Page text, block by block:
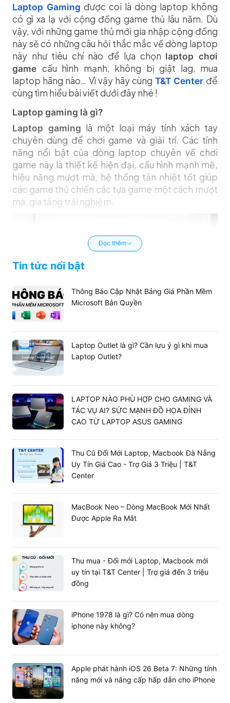
Laptop Gaming được coi là dòng laptop không
có gì xa lạ với cộng đồng game thủ lâu năm. Dù
vậy, với những game thủ mới gia nhập cộng đồng
này sẽ có những câu hỏi thắc mắc về dòng laptop
này như tiêu chí nào để lựa chọn laptop chơi
game cấu hình mạnh, không bị giật lag, mua
laptop hãng nào… Vì vậy hãy cùng T&T Center để
cùng tìm hiểu bài viết dưới đây nhé !
Laptop gaming là gì?
Laptop gaming là một loại máy tính xách tay
chuyên dùng để chơi game và giải trí. Các tính
năng nổi bật của dòng laptop chuyên về chơi
game này là thiết kế hiện đại, cấu hình mạnh mẽ,
hiệu năng mượt mà, hệ thống tản nhiệt tốt giúp
các game thủ chiến các tựa game một cách mượt
mà, gia tăng trải nghiệm.
Tại sao nên mua laptop gaming ?
Tùy vàonhu cầu
Laptop
Đối với các game thủ, để phục vụ cho đam mê và
nhu cầu sử dụng với cường độ cao thì họ đòi hỏi
các dònglaptop gaming cần có cấu hình mạnh
mẽ hơn, điều đặc biệt quan trọng cần phải có đó
làCPU, card đồ họa, dung lượng cao và đầy đủ
hiện đại.
Những đặc điểm đậm chất gaming này thì thường
sẽ không có đối với các dòng sản phẩm laptop
thông thường. Vì vậy,
chọn đúng đắn cho các game thủ muốn thỏa sức
chơi game và giải trí.
Các tiêu chí để lựa chọn laptop gaming tốt
Đọc thêm
Tin tức nổi bật
Thông Báo Cập Nhật Bảng Giá Phần Mềm
Microsoft Bản Quyền
Laptop Outlet là gì? Cần lưu ý gì khi mua
Laptop Outlet?
LAPTOP NÀO PHÙ HỢP CHO GAMING VÀ
TÁC VỤ AI? SỨC MẠNH ĐỒ HỌA ĐỈNH
CAO TỪ LAPTOP ASUS GAMING
Thu Cũ Đổi Mới Laptop, Macbook Đà Nẵng
Uy Tín Giá Cao - Trợ Giá 3 Triệu | T&T
Center
MacBook Neo – Dòng MacBook Mới Nhất
Được Apple Ra Mắt
Thu mua - Đổi mới Laptop, Macbook mới
uy tín tại T&T Center | Trợ giá đến 3 triệu
đồng
iPhone 1978 là gì? Có nên mua dòng
iphone này không?
Apple phát hành iOS 26 Beta 7: Những tính
năng mới và nâng cấp hấp dẫn cho iPhone